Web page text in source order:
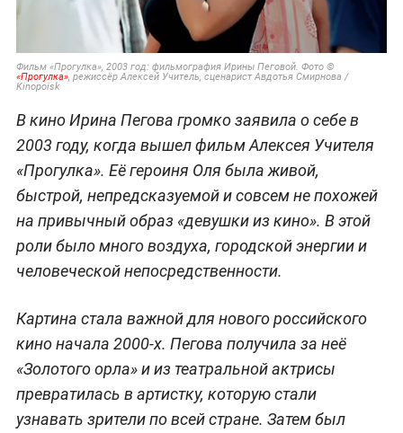
Фильм «Прогулка», 2003 год: фильмография Ирины Пеговой. Фото ©
«Прогулка», режиссёр Алексей Учитель, сценарист Авдотья Смирнова /
Kinopoisk
В кино Ирина Пегова громко заявила о себе в
2003 году, когда вышел фильм Алексея Учителя
«Прогулка». Её героиня Оля была живой,
быстрой, непредсказуемой и совсем не похожей
на привычный образ «девушки из кино». В этой
роли было много воздуха, городской энергии и
человеческой непосредственности.
Картина стала важной для нового российского
кино начала 2000-х. Пегова получила за неё
«Золотого орла» и из театральной актрисы
превратилась в артистку, которую стали
узнавать зрители по всей стране. Затем был